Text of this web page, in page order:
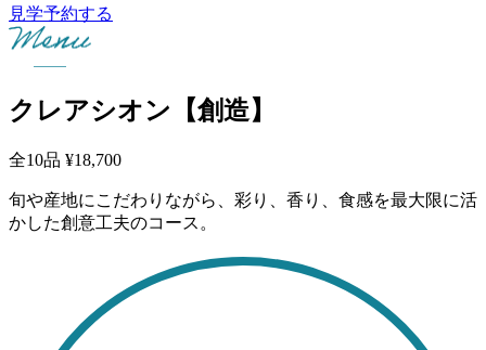
見学予約する
クレアシオン【創造】
全10品 ¥18,700
旬や産地にこだわりながら、彩り、香り、食感を最大限に活
かした創意工夫のコース。